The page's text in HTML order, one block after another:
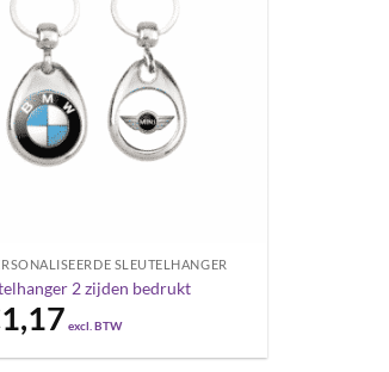
SLEUTELHANGER
2 zijden bedrukt
1,17 excl. BTW